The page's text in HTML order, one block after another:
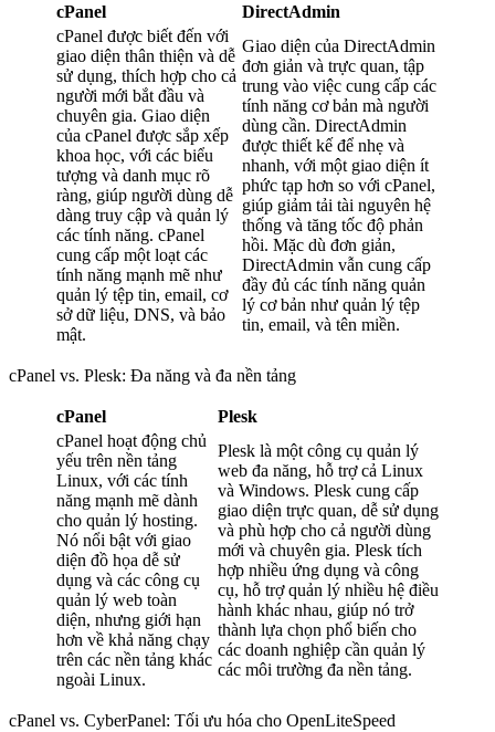
cPanel
DirectAdmin
cPanel được biết đến với
giao diện thân thiện và dễ
sử dụng, thích hợp cho cả
người mới bắt đầu và
chuyên gia. Giao diện
của cPanel được sắp xếp
khoa học, với các biểu
tượng và danh mục rõ
ràng, giúp người dùng dễ
dàng truy cập và quản lý
các tính năng. cPanel
cung cấp một loạt các
tính năng mạnh mẽ như
quản lý tệp tin, email, cơ
sở dữ liệu, DNS, và bảo
mật.
Giao diện của DirectAdmin
đơn giản và trực quan, tập
trung vào việc cung cấp các
tính năng cơ bản mà người
dùng cần. DirectAdmin
được thiết kế để nhẹ và
nhanh, với một giao diện ít
phức tạp hơn so với cPanel,
giúp giảm tải tài nguyên hệ
thống và tăng tốc độ phản
hồi. Mặc dù đơn giản,
DirectAdmin vẫn cung cấp
đầy đủ các tính năng quản
lý cơ bản như quản lý tệp
tin, email, và tên miền.
cPanel vs. Plesk: Đa năng và đa nền tảng
cPanel
Plesk
cPanel hoạt động chủ
yếu trên nền tảng
Linux, với các tính
năng mạnh mẽ dành
cho quản lý hosting.
Nó nổi bật với giao
diện đồ họa dễ sử
dụng và các công cụ
quản lý web toàn
diện, nhưng giới hạn
hơn về khả năng chạy
trên các nền tảng khác
ngoài Linux.
Plesk là một công cụ quản lý
web đa năng, hỗ trợ cả Linux
và Windows. Plesk cung cấp
giao diện trực quan, dễ sử dụng
và phù hợp cho cả người dùng
mới và chuyên gia. Plesk tích
hợp nhiều ứng dụng và công
cụ, hỗ trợ quản lý nhiều hệ điều
hành khác nhau, giúp nó trở
thành lựa chọn phổ biến cho
các doanh nghiệp cần quản lý
các môi trường đa nền tảng.
cPanel vs. CyberPanel: Tối ưu hóa cho OpenLiteSpeed